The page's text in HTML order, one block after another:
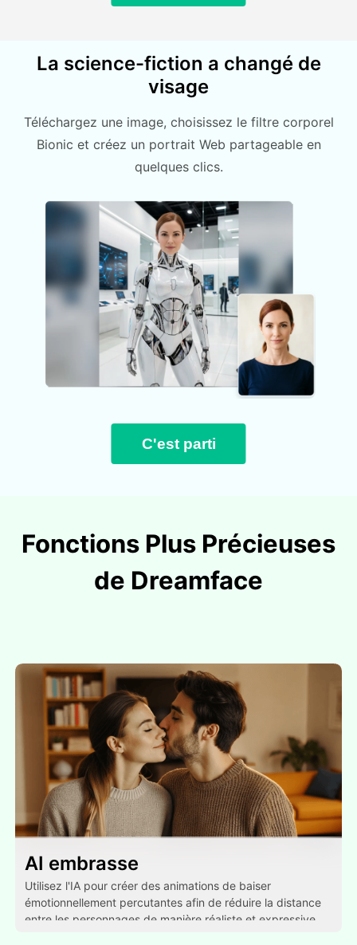
La science-fiction a changé de
visage
Téléchargez une image, choisissez le filtre corporel
Bionic et créez un portrait Web partageable en
quelques clics.
C'est parti
Fonctions Plus Précieuses
de Dreamface
AI embrasse
Utilisez l'IA pour créer des animations de baiser
émotionnellement percutantes afin de réduire la distance
entre les personnages de manière réaliste et expressive.